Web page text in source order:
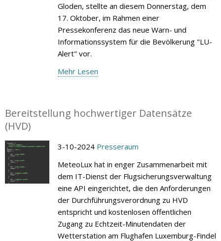
Gloden, stellte an diesem Donnerstag, dem
17. Oktober, im Rahmen einer
Pressekonferenz das neue Warn- und
Informationssystem für die Bevölkerung "LU-
Alert" vor.
Mehr Lesen
Bereitstellung hochwertiger Datensätze
(HVD)
3-10-2024 Presseraum
MeteoLux hat in enger Zusammenarbeit mit
dem IT-Dienst der Flugsicherungsverwaltung
eine API eingerichtet, die den Anforderungen
der Durchführungsverordnung zu HVD
entspricht und kostenlosen öffentlichen
Zugang zu Echtzeit-Minutendaten der
Wetterstation am Flughafen Luxemburg-Findel